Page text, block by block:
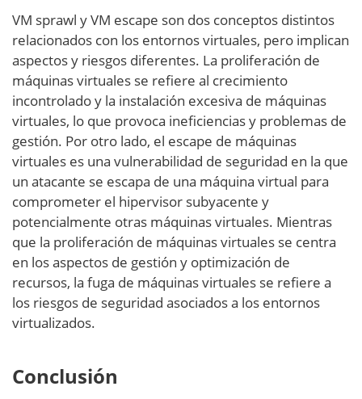
VM sprawl y VM escape son dos conceptos distintos
relacionados con los entornos virtuales, pero implican
aspectos y riesgos diferentes. La proliferación de
máquinas virtuales se refiere al crecimiento
incontrolado y la instalación excesiva de máquinas
virtuales, lo que provoca ineficiencias y problemas de
gestión. Por otro lado, el escape de máquinas
virtuales es una vulnerabilidad de seguridad en la que
un atacante se escapa de una máquina virtual para
comprometer el hipervisor subyacente y
potencialmente otras máquinas virtuales. Mientras
que la proliferación de máquinas virtuales se centra
en los aspectos de gestión y optimización de
recursos, la fuga de máquinas virtuales se refiere a
los riesgos de seguridad asociados a los entornos
virtualizados.
Conclusión